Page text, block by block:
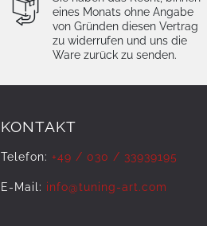
eines Monats ohne Angabe
von Gründen diesen Vertrag
zu widerrufen und uns die
Ware zurück zu senden.
KONTAKT
Telefon: +49 / 030 / 33939195
E-Mail: info@tuning-art.com